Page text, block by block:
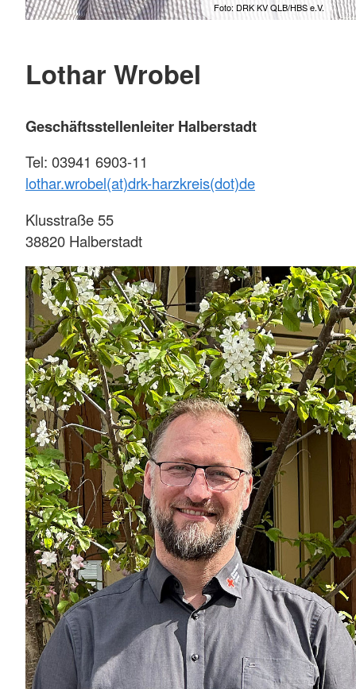
Foto: DRK KV QLB/HBS e.V.
Lothar Wrobel
Geschäftsstellenleiter Halberstadt
Tel: 03941 6903-11
lothar.wrobel(at)drk-harzkreis(dot)de
Klusstraße 55
38820 Halberstadt